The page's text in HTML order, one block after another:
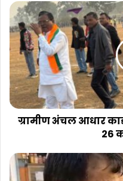
ग्रामीण
अंचल
आधार
कार्ड
फुटबॉल
प्रतियोगिता
2025–
26
का
समापन
ग्रामीण अंचल आधार
26
अपने
शहर